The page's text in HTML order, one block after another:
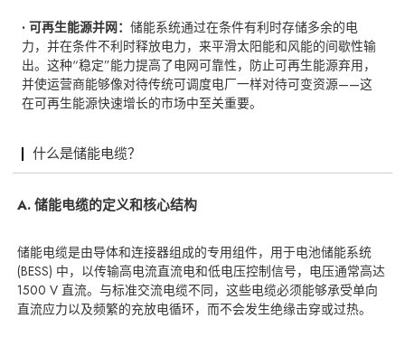
· 可再生能源并网：储能系统通过在条件有利时存储多余的电
力，并在条件不利时释放电力，来平滑太阳能和风能的间歇性输
出。这种“稳定”能力提高了电网可靠性，防止可再生能源弃用，
并使运营商能够像对待传统可调度电厂一样对待可变资源——这
在可再生能源快速增长的市场中至关重要。
什么是储能电缆？
A. 储能电缆的定义和核心结构
储能电缆是由导体和连接器组成的专用组件，用于电池储能系统
(BESS) 中，以传输高电流直流电和低电压控制信号，电压通常高达
1500 V 直流。与标准交流电缆不同，这些电缆必须能够承受单向
直流应力以及频繁的充放电循环，而不会发生绝缘击穿或过热。